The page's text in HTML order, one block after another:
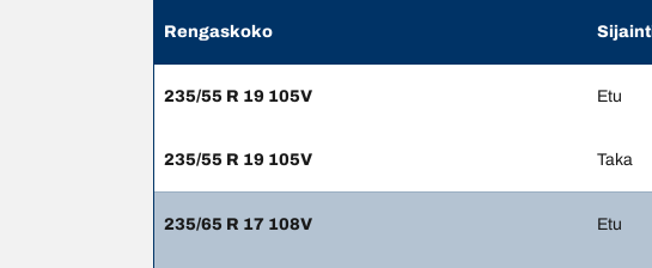
Rengaskoko
235/55 R 19 105V Etu
235/55 R 19 105V Taka
235/65 R 17 108V Etu